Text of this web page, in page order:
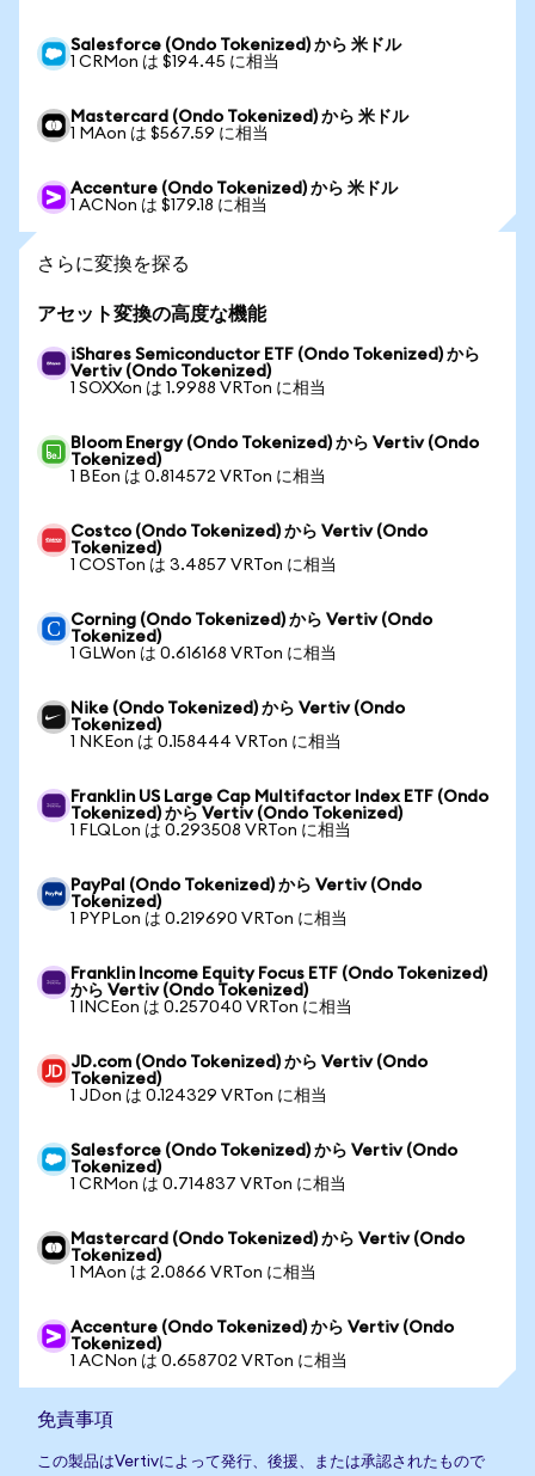
Salesforce (Ondo Tokenized) から 米ドル
1 CRMon は $194.45 に相当
Mastercard (Ondo Tokenized) から 米ドル
1 MAon は $567.59 に相当
Accenture (Ondo Tokenized) から 米ドル
1 ACNon は $179.18 に相当
さらに変換を探る
アセット変換の高度な機能
iShares Semiconductor ETF (Ondo Tokenized) から
Vertiv (Ondo Tokenized)
1 SOXXon は 1.9988 VRTon に相当
Bloom Energy (Ondo Tokenized) から Vertiv (Ondo
Tokenized)
1 BEon は 0.814572 VRTon に相当
Costco (Ondo Tokenized) から Vertiv (Ondo
Tokenized)
1 COSTon は 3.4857 VRTon に相当
Corning (Ondo Tokenized) から Vertiv (Ondo
Tokenized)
1 GLWon は 0.616168 VRTon に相当
Nike (Ondo Tokenized) から Vertiv (Ondo
Tokenized)
1 NKEon は 0.158444 VRTon に相当
Franklin US Large Cap Multifactor Index ETF (Ondo
Tokenized) から Vertiv (Ondo Tokenized)
1 FLQLon は 0.293508 VRTon に相当
PayPal (Ondo Tokenized) から Vertiv (Ondo
Tokenized)
1 PYPLon は 0.219690 VRTon に相当
Franklin Income Equity Focus ETF (Ondo Tokenized)
から Vertiv (Ondo Tokenized)
1 INCEon は 0.257040 VRTon に相当
JD.com (Ondo Tokenized) から Vertiv (Ondo
Tokenized)
1 JDon は 0.124329 VRTon に相当
Salesforce (Ondo Tokenized) から Vertiv (Ondo
Tokenized)
1 CRMon は 0.714837 VRTon に相当
Mastercard (Ondo Tokenized) から Vertiv (Ondo
Tokenized)
1 MAon は 2.0866 VRTon に相当
Accenture (Ondo Tokenized) から Vertiv (Ondo
Tokenized)
1 ACNon は 0.658702 VRTon に相当
免責事項
この製品はVertivによって発行、後援、または承認されたもので